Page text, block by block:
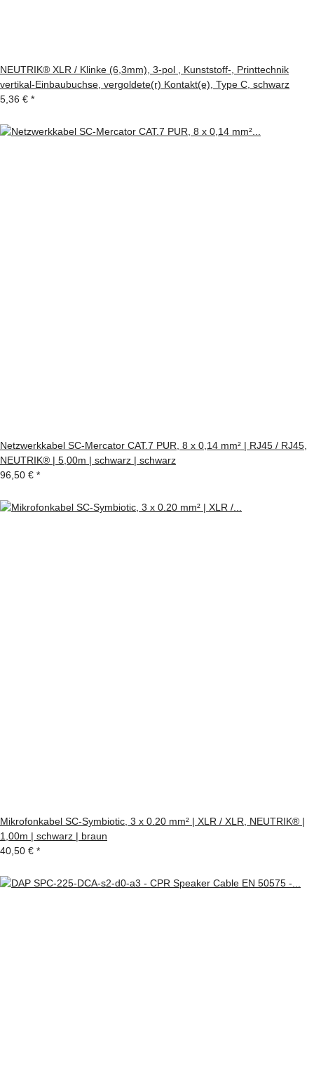
NEUTRIK® XLR / Klinke (6,3mm), 3-pol , Kunststoff-, Printtechnik
vertikal-Einbaubuchse, vergoldete(r) Kontakt(e), Type C, schwarz
5,36 € *
Netzwerkkabel SC-Mercator CAT.7 PUR, 8 x 0,14 mm² | RJ45 / RJ45,
NEUTRIK® | 5,00m | schwarz | schwarz
96,50 € *
Mikrofonkabel SC-Symbiotic, 3 x 0.20 mm² | XLR / XLR, NEUTRIK® |
1,00m | schwarz | braun
40,50 € *